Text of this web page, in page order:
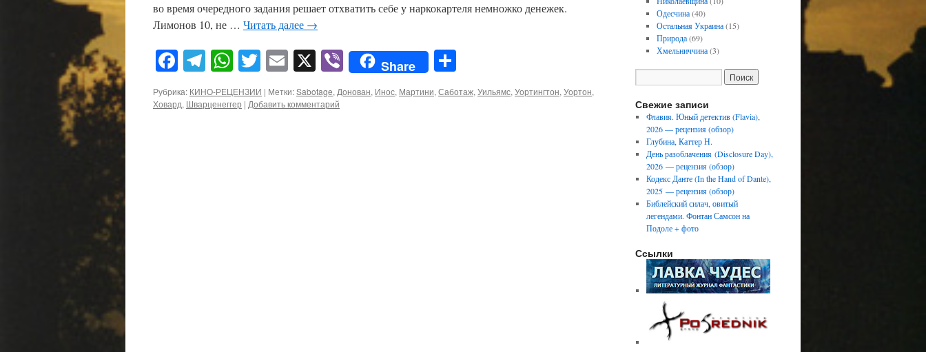
во время очередного задания решает отхватить себе у наркокартеля немножко денежек.
Лимонов 10, не … Читать далее →
Facebook
Telegram
WhatsApp
Twitter
Email
X ViberShare
Рубрика: КИНО-РЕЦЕНЗИИ | Метки:Sabotage,Донован, Инос, Мартини,Саботаж,Уильямс,Уортингтон,Уортон,
Ховард, Шварценеггер | Добавить комментарий
Одесчина(40)
Остальная Украина(15)
Природа(69)
Хмельниччина(3)
Свежие записи
Флавия. Юный детектив (Flavia),
2026 — рецензия (обзор)
Глубина, Каттер Н.
День разоблачения (Disclosure Day),
2026 — рецензия (обзор)
Кодекс Данте (In the Hand of Dante),
2025 — рецензия (обзор)
Библейский силач, овитый
легендами. Фонтан Самсон на
Подоле + фото
Ссылки